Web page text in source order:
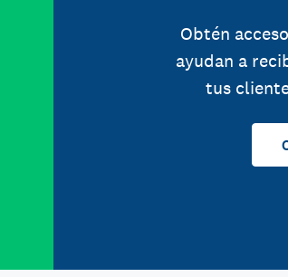
Obtén
ayudan a
tus